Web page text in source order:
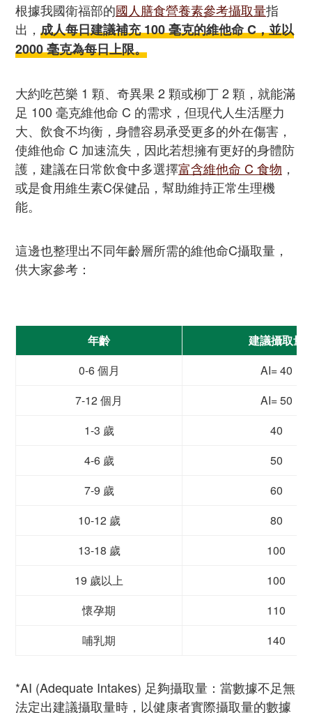
根據我國衛福部的國人膳食營養素參考攝取量指
出， 成人每日建議補充 100 毫克的維他命 C，並以
2000 毫克為每日上限。
大約吃芭樂 1 顆、奇異果 2 顆或柳丁 2 顆，就能滿
足 100 毫克維他命 C 的需求，但現代人生活壓力
大、飲食不均衡，身體容易承受更多的外在傷害，
使維他命 C 加速流失，因此若想擁有更好的身體防
護，建議在日常飲食中多選擇富含維他命 C 食物 ，
或是食用維生素C保健品，幫助維持正常生理機
能。
這邊也整理出不同年齡層所需的維他命C攝取量，
供大家參考：
年齡
建議攝取量
0-6 個月
AI= 40
7-12 個月
AI= 50
1-3 歲
40
4-6 歲
50
7-9 歲
60
10-12 歲
80
13-18 歲
100
19 歲以上
100
懷孕期
110
哺乳期
140
*AI (Adequate Intakes) 足夠攝取量：當數據不足無
法定出建議攝取量時，以健康者實際攝取量的數據